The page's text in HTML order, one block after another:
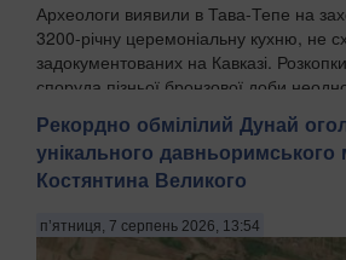
Археологи виявили в Тава-Тепе на
3200-річну церемоніальну кухню, не
задокументованих на Кавказі.
споруда пізньої бронзової доби
перебудовувалась протягом поколінь,
Рекордно обмілілий Дунай
унікального давньоримського
Костянтина Великого
п’ятниця, 7 серпень 2026, 13:54